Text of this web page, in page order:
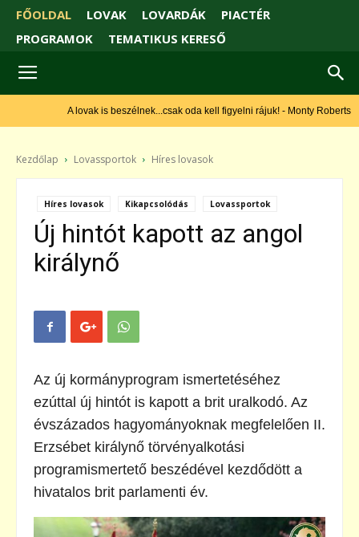
FŐOLDAL LOVAK LOVARDÁK
PIACTÉR
PROGRAMOK
TEMATIKUS KERESŐ
A lovak is beszélnek...csak oda kell figyelni rájuk! - Monty Roberts
Kezdőlap Lovassportok Híres lovasok
Híres lovasok Kikapcsolódás Lovassportok
Új hintót kapott az angol
királynő
Az új kormányprogram ismertetéséhez
ezúttal új hintót is kapott a brit uralkodó. Az
évszázados hagyományoknak megfelelően II.
Erzsébet királynő törvényalkotási
programismertető beszédével kezdődött a
hivatalos brit parlamenti év.